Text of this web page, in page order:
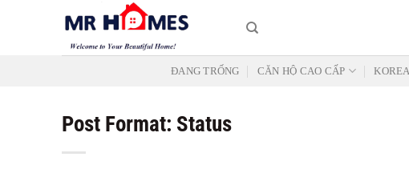
ĐANG TRỐNG CĂN HỘ CAO CẤP
Post Format: Status